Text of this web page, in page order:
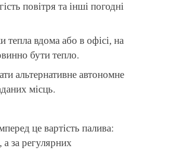
повітря та інші погодні
вдома або в офісі, на
бути тепло.
альтернативне автономне
місць.
це вартість палива:
за регулярних